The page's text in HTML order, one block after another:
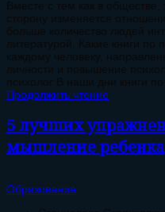
Вместе с тем как в обществе,
сторону изменяется
больше количество людей
литературой. Какие книги по
каждому человеку,
личности и повышение
психолог В наши дни книги
Продолжить чтение
5 лучших
мышление ребенка
Образование